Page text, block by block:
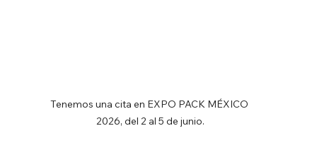
Tenemos una cita en EXPO PACK MÉXICO
2026, del 2 al 5 de junio.